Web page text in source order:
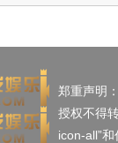
郑重声明
授权不得
icon-all”